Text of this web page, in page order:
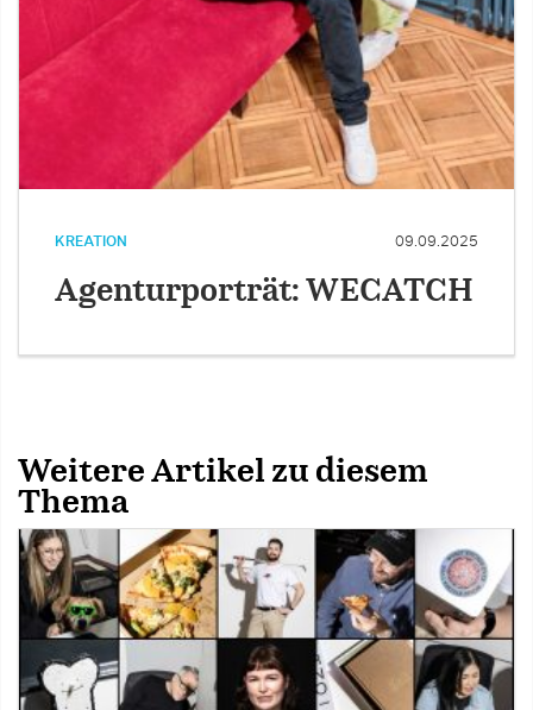
KREATION 09.09.2025
Agenturporträt: WECATCH
Weitere Artikel zu diesem
Thema